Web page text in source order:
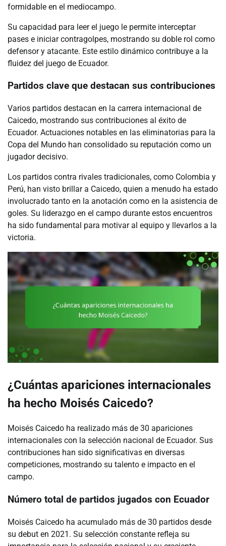
formidable en el mediocampo.
Su capacidad para leer el juego le permite interceptar
pases e iniciar contragolpes, mostrando su doble rol como
defensor y atacante. Este estilo dinámico contribuye a la
fluidez del juego de Ecuador.
Partidos clave que destacan sus contribuciones
Varios partidos destacan en la carrera internacional de
Caicedo, mostrando sus contribuciones al éxito de
Ecuador. Actuaciones notables en las eliminatorias para la
Copa del Mundo han consolidado su reputación como un
jugador decisivo.
Los partidos contra rivales tradicionales, como Colombia y
Perú, han visto brillar a Caicedo, quien a menudo ha estado
involucrado tanto en la anotación como en la asistencia de
goles. Su liderazgo en el campo durante estos encuentros
ha sido fundamental para motivar al equipo y llevarlos a la
victoria.
¿Cuántas apariciones internacionales
ha hecho Moisés Caicedo?
Moisés Caicedo ha realizado más de 30 apariciones
internacionales con la selección nacional de Ecuador. Sus
contribuciones han sido significativas en diversas
competiciones, mostrando su talento e impacto en el
campo.
Número total de partidos jugados con Ecuador
Moisés Caicedo ha acumulado más de 30 partidos desde
su debut en 2021. Su selección constante refleja su